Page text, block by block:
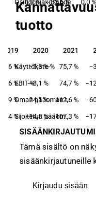
Osingonjakosuhde
0,0 % −32,6 % 0,0 %
tuotto
2019 2020 2021
2019 2020 2021
Käyttökate-%
7,6 % −5,3 % 75,7 %
EBIT-%
2,6 % −8,1 % 74,7 %
Oman pääoman tuotto-%
2,9 % −24,1 % 112,6 %
Sijoitetun pääoman tuotto-%
1,4 % −14,3 % 107,3 %
Tämä sisältö on
sisäänkirjautuneille
Kirjaudu sisään